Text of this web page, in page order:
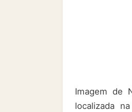
Imagem de
localizada